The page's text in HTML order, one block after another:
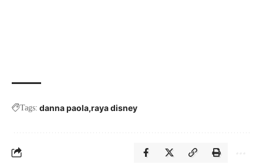
Tags: danna paola raya disney